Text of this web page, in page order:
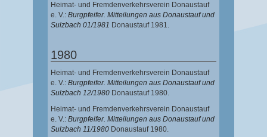
Heimat- und Fremdenverkehrsverein Donaustauf
e. V.: Burgpfeifer. Mitteilungen aus Donaustauf und
Sulzbach 01/1981 Donaustauf 1981.
1980
Heimat- und Fremdenverkehrsverein Donaustauf
e. V.: Burgpfeifer. Mitteilungen aus Donaustauf und
Sulzbach 12/1980 Donaustauf 1980.
Heimat- und Fremdenverkehrsverein Donaustauf
e. V.: Burgpfeifer. Mitteilungen aus Donaustauf und
Sulzbach 11/1980 Donaustauf 1980.